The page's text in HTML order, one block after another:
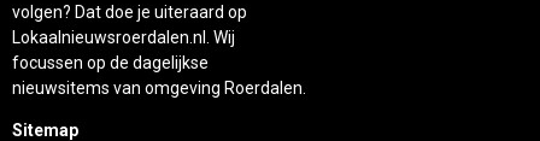
volgen? Dat doe je uiteraard op
Lokaalnieuwsroerdalen.nl. Wij
focussen op de dagelijkse
nieuwsitems van omgeving Roerdalen.
Sitemap